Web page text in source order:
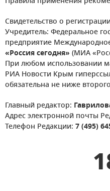
Свидетельство о
Учредитель: Федеральное
предприятие
«Россия сегодня» (МИА
При любом использовании
РИА Новости Крым
обязательна не ниже
Главный редактор:
Адрес электронной почты
Телефон Редакции: 7 (495)